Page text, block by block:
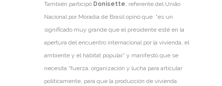
También participó Donisette, referente del União
Nacional por Moradia de Brasil opinó que “es un
significado muy grande que el presidente esté en la
apertura del encuentro internacional por la vivienda, el
ambiente y el hábitat popular” y manifestó que se
necesita “fuerza, organización y lucha para articular
políticamente, para que la producción de vivienda